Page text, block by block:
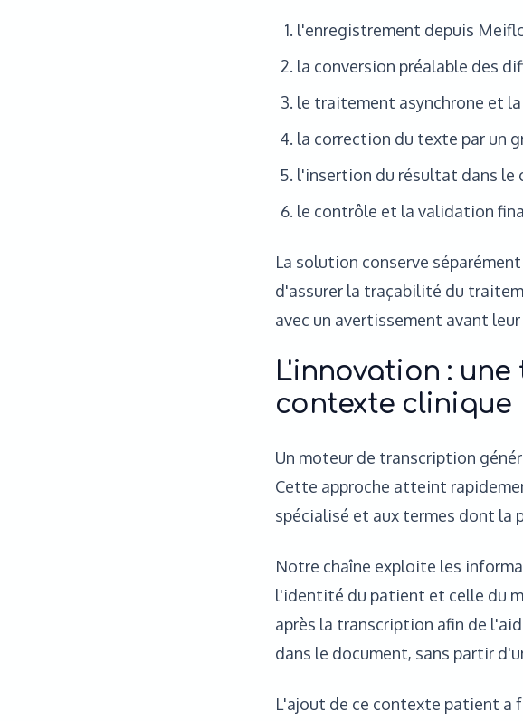
l'enregistrement depuis
la conversion préalable des
le traitement asynchrone et
la correction du texte par un
l'insertion du résultat dans le
le contrôle et la validation
La solution conserve
d'assurer la traçabilité du
avec un avertissement avant
L'innovation :
contexte clinique
Un moteur de transcription
Cette approche atteint
spécialisé et aux termes dont la
Notre chaîne exploite les
l'identité du patient et celle du
après la transcription afin de
dans le document, sans partir
L'ajout de ce contexte patient a